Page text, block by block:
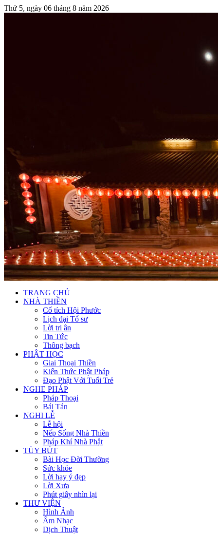
Thứ 5, ngày 06 tháng 8 năm 2026
TRANG CHỦ
NHÀ THIỀN
Cổ tích Hội Phước
Lịch đại Tổ sư
Lời tri ân
Tin Tức
Thông bạch
PHẬT HỌC
Giai Thoại Thiền
Kiến Thức Phật Pháp
Đạo Phật Với Tuổi Trẻ
NGHE PHÁP
Pháp Thoại
Bái Tán
NGHI LỄ
Lễ hội
Nếp Sống Nhà Thiền
Pháp Khí Nhà Phật
TÙY BÚT
Bài Học Đời Thường
Sức khỏe
Lời hay ý đẹp
Lời Xưa
Phút giây nhìn lại
THƯ VIỆN
Hình Ảnh
Âm Nhạc
Dịch Thuật